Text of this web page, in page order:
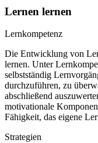
Lernen lernen
Lernkompetenz
Die Entwicklung von
lernen. Unter
selbstständig
durchzuführen, zu
abschließend
motivationale
Fähigkeit, das eigene
Strategien